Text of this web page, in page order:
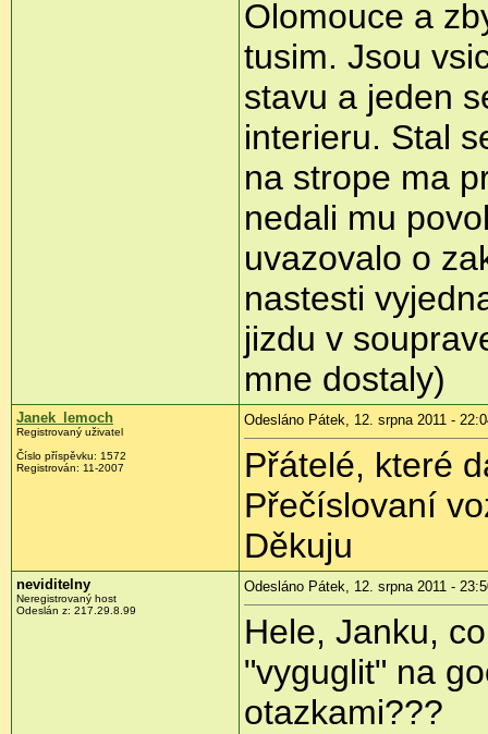
Olomouce a
tusim. Jsou
stavu a jeden
interieru. Stal
na strope ma
nedali mu
uvazovalo o
nastesti
jizdu v
mne dostaly)
Janek_lemoch
Registrovaný uživatel
Číslo příspěvku: 1572
Registrován: 11-2007
Odesláno Pátek, 12. srpna 2011 -
Přátelé, které
Přečíslovaní
Děkuju
neviditelny
Neregistrovaný host
Odeslán z: 217.29.8.99
Odesláno Pátek, 12. srpna 2011 -
Hele, Janku,
"vyguglit" na
otazkami???